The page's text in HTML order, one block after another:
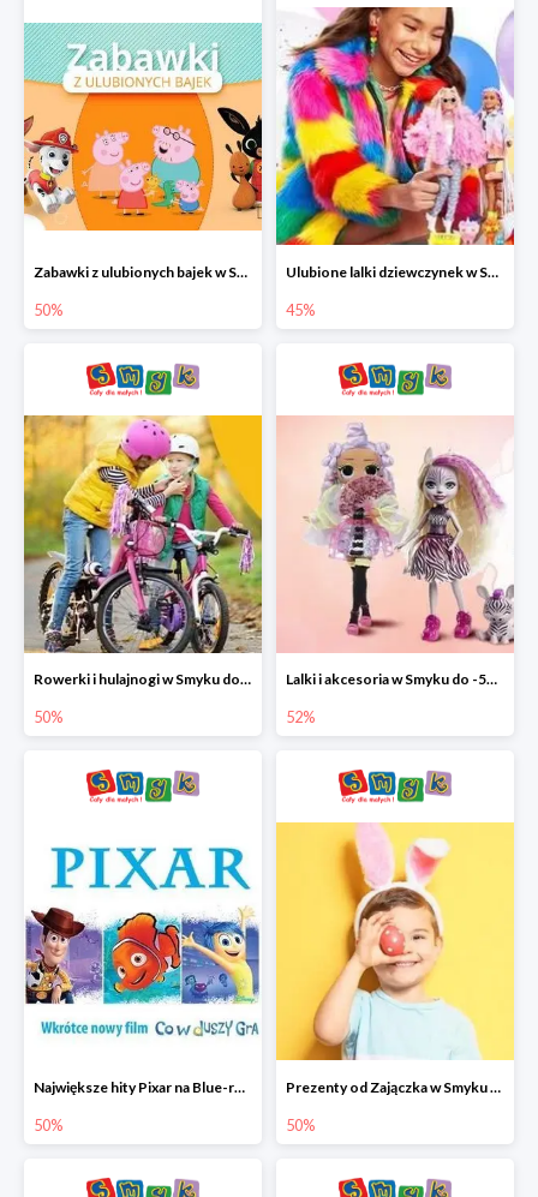
Zabawki z ulubionych bajek w Smyku do -50%
50%
Ulubione lalki dziewczynek w Smyku do -45%
45%
Rowerki i hulajnogi w Smyku do -50%
50%
Lalki i akcesoria w Smyku do -52%
52%
Największe hity Pixar na Blue-rey i DVD w Smyku - drugi film -50%
50%
Prezenty od Zajączka w Smyku do -50%
50%